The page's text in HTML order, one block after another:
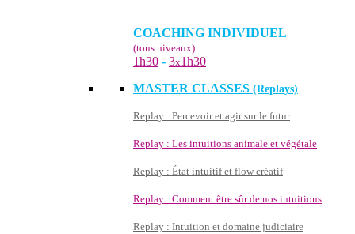
COACHING INDIVIDUEL
(tous niveaux)
1h30 - 3x1h30
MASTER CLASSES (Replays)
Replay : Percevoir et agir sur le futur
Replay : Les intuitions animale et végétale
Replay : État intuitif et flow créatif
Replay : Comment être sûr de nos intuitions
Replay : Intuition et domaine judiciaire